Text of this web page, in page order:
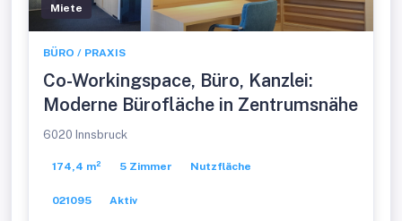
Miete
BÜRO / PRAXIS
Co-Workingspace, Büro, Kanzlei:
Moderne Bürofläche in Zentrumsnähe
6020 Innsbruck
174,4 m² 5 Zimmer Nutzfläche
021095 Aktiv